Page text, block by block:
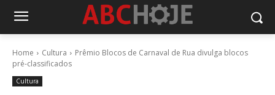
Home Cultura
Prêmio Blocos de Carnaval de Rua divulga blocos
pré-classificados
Cultura